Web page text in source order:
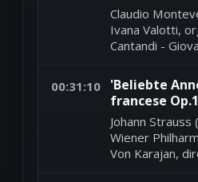
Claudio
Ivana Valotti,
Cantandi -
00:31:10
'Beliebte
francese
Johann
Wiener
Von Karajan,